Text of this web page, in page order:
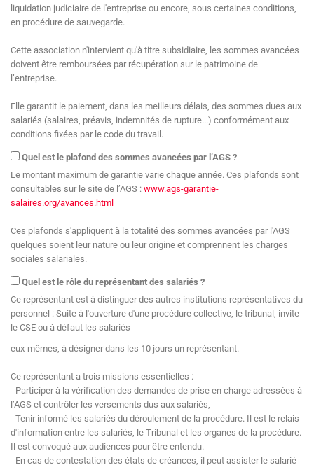
liquidation judiciaire de l'entreprise ou encore, sous certaines conditions,
en procédure de sauvegarde.
Cette association n'intervient qu'à titre subsidiaire, les sommes avancées
doivent être remboursées par récupération sur le patrimoine de
l’entreprise.
Elle garantit le paiement, dans les meilleurs délais, des sommes dues aux
salariés (salaires, préavis, indemnités de rupture...) conformément aux
conditions fixées par le code du travail.
Quel est le plafond des sommes avancées par l’AGS ?
Le montant maximum de garantie varie chaque année. Ces plafonds sont
consultables sur le site de l’AGS : www.ags-garantie-
salaires.org/avances.html
Ces plafonds s'appliquent à la totalité des sommes avancées par l'AGS
quelques soient leur nature ou leur origine et comprennent les charges
sociales salariales.
Quel est le rôle du représentant des salariés ?
Ce représentant est à distinguer des autres institutions représentatives du
personnel : Suite à l'ouverture d'une procédure collective, le tribunal, invite
le CSE ou à défaut les salariés
eux-mêmes, à désigner dans les 10 jours un représentant.
Ce représentant a trois missions essentielles :
- Participer à la vérification des demandes de prise en charge adressées à
l’AGS et contrôler les versements dus aux salariés,
- Tenir informé les salariés du déroulement de la procédure. Il est le relais
d'information entre les salariés, le Tribunal et les organes de la procédure.
Il est convoqué aux audiences pour être entendu.
- En cas de contestation des états de créances, il peut assister le salarié